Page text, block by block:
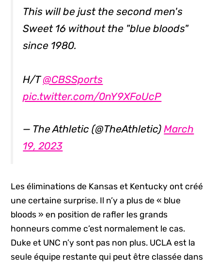
This will be just the second men's
Sweet 16 without the "blue bloods"
since 1980.
H/T@CBSSports
pic.twitter.com/0nY9XFoUcP
— The Athletic (@TheAthletic)March
19, 2023
Les éliminations de Kansas et Kentucky ont créé
une certaine surprise. Il n’y a plus de « blue
bloods » en position de rafler les grands
honneurs comme c’est normalement le cas.
Duke et UNC n’y sont pas non plus. UCLA est la
seule équipe restante qui peut être classée dans